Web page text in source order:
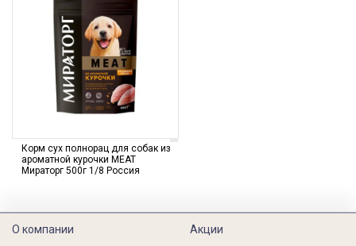
Корм сух полнорац для собак из
ароматной курочки MEAT
Мираторг 500г 1/8 Россия
О компании
Акции